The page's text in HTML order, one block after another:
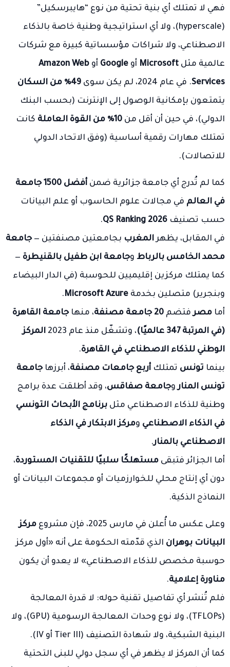
فهي لا تمتلك أي بنية تحتية من نوع “هايبرسكيل”
(hyperscale)، ولا أي استراتيجية وطنية خاصة بالذكاء
الاصطناعي، ولا شراكات مؤسساتية كبيرة مع شركات
عالمية مثل Microsoft أو Google أو Amazon Web
Services. في عام 2024، لم يكن سوى
49٪ من السكان
يتمتعون بإمكانية الوصول إلى الإنترنت (بحسب البنك
الدولي)، في حين أن أقل من 10٪ من القوة العاملة
كانت
تمتلك مهارات رقمية أساسية (وفق الاتحاد الدولي
للاتصالات).
كما لم تُدرج أي جامعة جزائرية ضمن
أفضل 1500 جامعة
في العالم في مجالات علوم الحاسوب أو علم البيانات
حسب تصنيف QS Ranking 2026
.
في المقابل، يظهرالمغرب بجامعتين مصنفتين —جامعة
محمد الخامس بالرباط وجامعة ابن طفيل بالقنيطرة —
كما يمتلك مركزين إقليميين للحوسبة (في الدار البيضاء
وبنجرير) متصلين بخدمة Microsoft Azure
.
أما مصرفتضم 20 جامعة مصنفة ، منهاجامعة القاهرة
(في المرتبة 347 عالميًا)
، وتشغّل منذ عام 2023
المركز
الوطني للذكاء الاصطناعي في القاهرة.
بينما تونس تمتلك أربع جامعات مصنفة، أبرزهاجامعة
تونس المناروجامعة صفاقس، وقد أطلقت عدة برامج
وطنية للذكاء الاصطناعي مثل برنامج الأبحاث التونسي
في الذكاء الاصطناعي ومركز الابتكار في الذكاء
الاصطناعي بالمنار.
أما الجزائر فتبقى مستهلكًا سلبيًا للتقنيات المستوردة،
دون أي إنتاج محلي للخوارزميات أو مجموعات البيانات أو
النماذج الذكية.
وعلى عكس ما أُعلن في مارس 2025، فإن مشروع
مركز
البيانات بوهران الذي قدّمته الحكومة على أنه «أول مركز
حوسبة مخصص للذكاء الاصطناعي» لا يعدو أن يكون
مناورة إعلامية.
فلم تُنشر أي تفاصيل تقنية حوله: لا قدرة المعالجة
(TFLOPs)، ولا نوع وحدات المعالجة الرسومية (GPU)، ولا
البنية الشبكية، ولا شهادة التصنيف (Tier III أو IV).
كما أن المركز لا يظهر في أي سجل دولي للبنى التحتية